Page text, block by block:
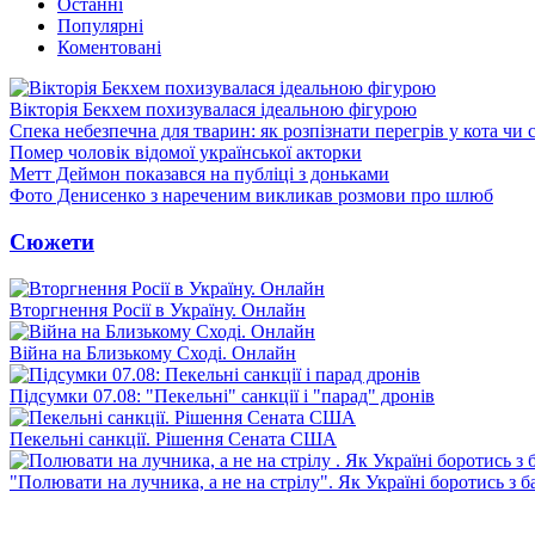
Останні
Популярні
Коментовані
Вікторія Бекхем похизувалася ідеальною фігурою
Спека небезпечна для тварин: як розпізнати перегрів у кота чи
Помер чоловік відомої української акторки
Метт Деймон показався на публіці з доньками
Фото Денисенко з нареченим викликав розмови про шлюб
Сюжети
Вторгнення Росії в Україну. Онлайн
Війна на Близькому Сході. Онлайн
Підсумки 07.08: "Пекельні" санкції і "парад" дронів
Пекельні санкції. Рішення Сената США
"Полювати на лучника, а не на стрілу". Як Україні боротись з